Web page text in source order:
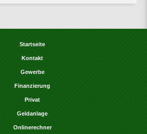
Startseite
Kontakt
Gewerbe
Finanzierung
Privat
Geldanlage
Onlinerechner